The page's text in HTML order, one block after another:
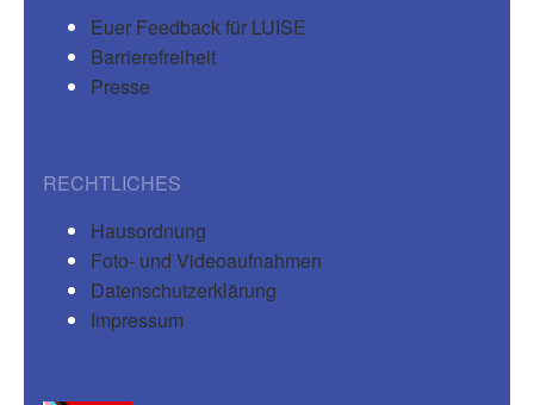
Euer Feedback für LUISE
Barrierefreiheit
Presse
RECHTLICHES
Hausordnung
Foto- und Videoaufnahmen
Datenschutzerklärung
Impressum